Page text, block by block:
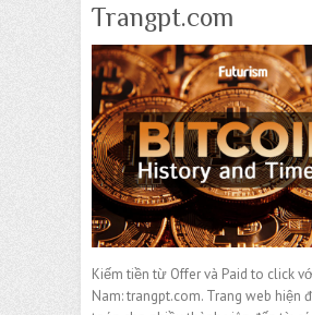
Trangpt.com
Kiếm tiền từ Offer và Paid to click
Nam: trangpt.com. Trang web hiện